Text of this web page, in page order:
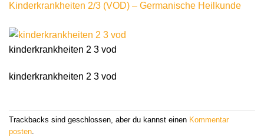
Kinderkrankheiten 2/3 (VOD) – Germanische Heilkunde
kinderkrankheiten 2 3 vod
kinderkrankheiten 2 3 vod
Trackbacks sind geschlossen, aber du kannst einen Kommentar
posten.